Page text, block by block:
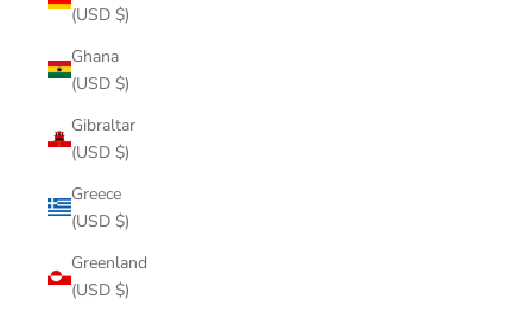
(USD $)
Ghana
(USD $)
Gibraltar
(USD $)
Greece
(USD $)
Greenland
(USD $)